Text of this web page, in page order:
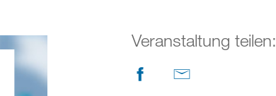
Veranstaltung teilen: